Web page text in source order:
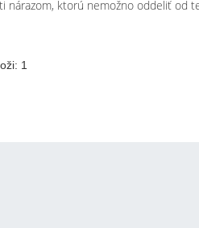
nárazom, ktorú nemožno oddeliť od
1